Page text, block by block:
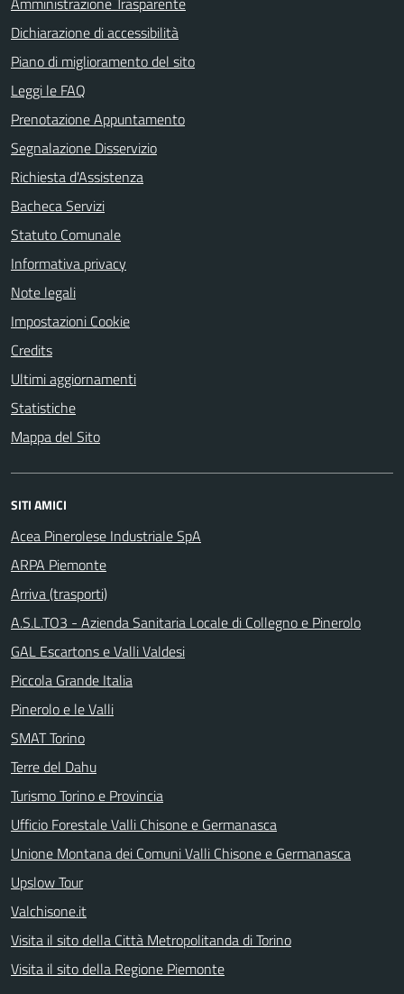
Dichiarazione di accessibilità
Piano di miglioramento del sito
Leggi le FAQ
Prenotazione Appuntamento
Segnalazione Disservizio
Richiesta d'Assistenza
Bacheca Servizi
Statuto Comunale
Informativa privacy
Note legali
Impostazioni Cookie
Credits
Ultimi aggiornamenti
Statistiche
Mappa del Sito
SITI AMICI
Acea Pinerolese Industriale SpA
ARPA Piemonte
Arriva (trasporti)
A.S.L.TO3 - Azienda Sanitaria Locale di Collegno e Pinerolo
GAL Escartons e Valli Valdesi
Piccola Grande Italia
Pinerolo e le Valli
SMAT Torino
Terre del Dahu
Turismo Torino e Provincia
Ufficio Forestale Valli Chisone e Germanasca
Unione Montana dei Comuni Valli Chisone e Germanasca
Upslow Tour
Valchisone.it
Visita il sito della Città Metropolitanda di Torino
Visita il sito della Regione Piemonte